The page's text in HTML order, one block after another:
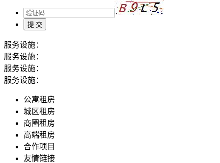
服务设施：
服务设施：
服务设施：
服务设施：
公寓租房
城区租房
商圈租房
高端租房
合作项目
友情链接